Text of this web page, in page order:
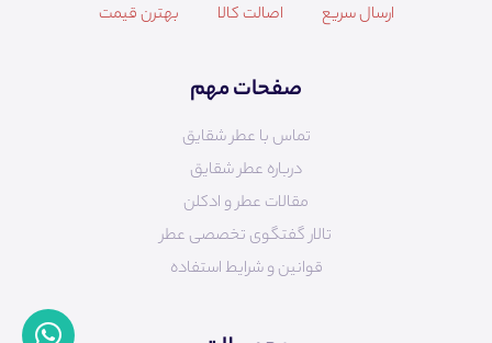
ارسال سریع اصالت کالا بهترن قیمت
صفحات مهم
تماس با عطر شقایق
درباره عطر شقایق
مقالات عطر و ادکلن
تالار گفتگوی تخصصی عطر
قوانین و شرایط استفاده